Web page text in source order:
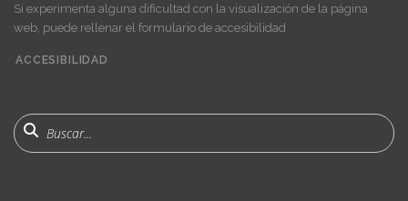
Si experimenta alguna dificultad con la visualización de la página
web, puede rellenar el formulario de accesibilidad
menu
ACCESIBILIDAD
Buscar